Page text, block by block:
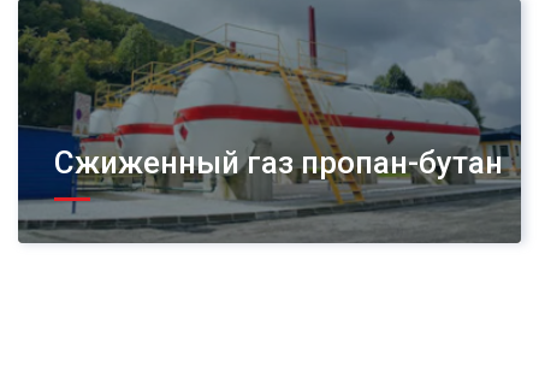
Сжиженный газ пропан-бутан